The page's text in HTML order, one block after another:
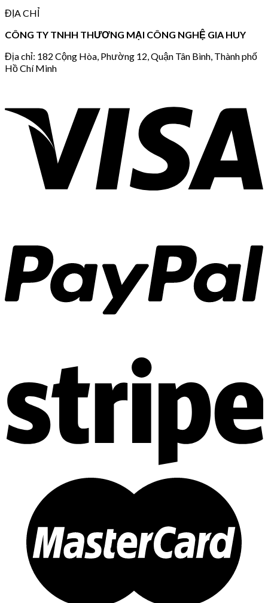
ĐỊA CHỈ
CÔNG TY TNHH THƯƠNG MẠI CÔNG NGHỆ GIA HUY
Địa chỉ: 182 Cộng Hòa, Phường 12, Quận Tân Bình, Thành phố
Hồ Chí Minh